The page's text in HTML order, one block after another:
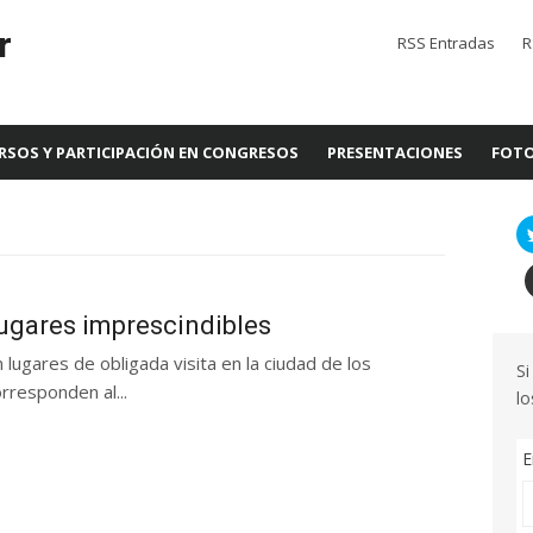
RSS Entradas
Y PARTICIPACIÓN EN CONGRESOS PRESENTACIONES
imprescindibles
de obligada visita en la ciudad de los
al...